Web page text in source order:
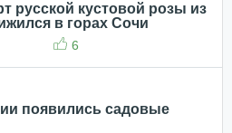
русской кустовой розы из
в горах Сочи
6
появились садовые